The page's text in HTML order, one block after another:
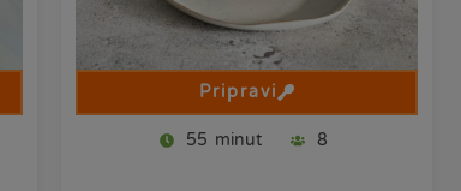
Pripravi
55 minut 8